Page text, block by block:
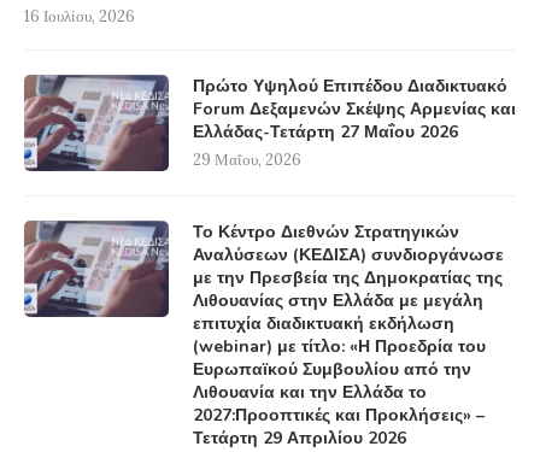
16 Ιουλίου, 2026
Πρώτο Υψηλού Επιπέδου Διαδικτυακό
Forum Δεξαμενών Σκέψης Αρμενίας και
Ελλάδας-Τετάρτη 27 Μαΐου 2026
29 Μαΐου, 2026
Το Κέντρο Διεθνών Στρατηγικών
Αναλύσεων (ΚΕΔΙΣΑ) συνδιοργάνωσε
με την Πρεσβεία της Δημοκρατίας της
Λιθουανίας στην Ελλάδα με μεγάλη
επιτυχία διαδικτυακή εκδήλωση
(webinar) με τίτλο: «Η Προεδρία του
Ευρωπαϊκού Συμβουλίου από την
Λιθουανία και την Ελλάδα το
2027:Προοπτικές και Προκλήσεις» –
Τετάρτη 29 Απριλίου 2026